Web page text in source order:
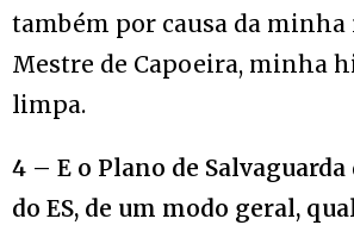
também por causa da minha
Mestre de Capoeira, minha
limpa.
4 – E o Plano de Salvaguarda
do ES, de um modo geral,